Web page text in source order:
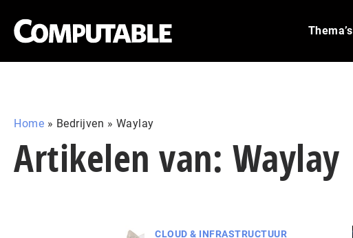
Thema’s
Home » Bedrijven » Waylay
Artikelen van: Waylay
CLOUD & INFRASTRUCTUUR